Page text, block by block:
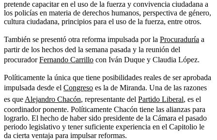
pretende capacitar en el uso de la fuerza y convivencia ciudadana a
los policías en materia de derechos humanos, perspectiva de género,
cultura ciudadana, principios para el uso de la fuerza, entre otros.
También se presentó otra reforma impulsada por la Procuraduría a
partir de los hechos ded la semana pasada y la reunión del
procuradorFernando Carrillo con Iván Duque y Claudia López.
Políticamente la única que tiene posibilidades reales de ser aprobada
impulsada desde el Congreso es la de Miranda. Una de las razones
es que Alejandro Chacón, representante del Partido Liberal, es el
coordinador ponente. Políticamente Chacón tiene las alianzas para
lograrlo. El hecho de haber sido presidente de la Cámara el pasado
periodo legislativo y tener suficiente experiencia en el Capitolio le
da cierta ventaja para impulsar reformas.